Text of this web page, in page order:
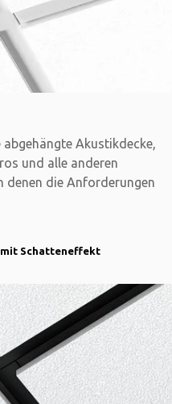
Akustikdecke,
und alle anderen
denen die Anforderungen
Schatteneffekt